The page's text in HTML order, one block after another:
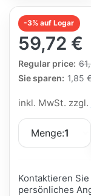
-3% auf Logar
59,72 €
Regular price:
The Regular
Sie sparen: 1,85
inkl. MwSt. zzgl.
Menge:1
Kontaktieren
persönliches